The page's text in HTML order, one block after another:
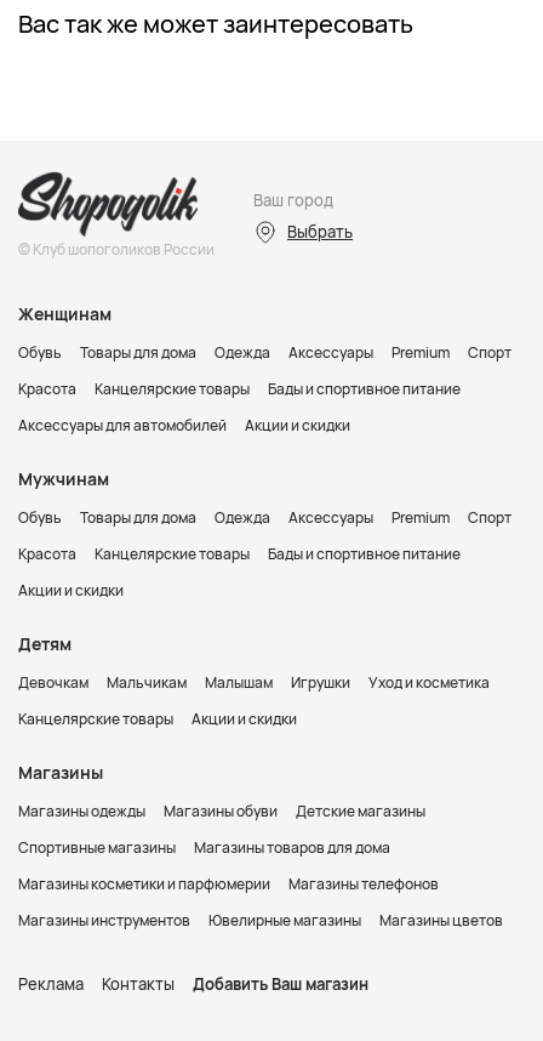
Вас так же может заинтересовать
© Клуб шопоголиков России
Ваш город
Выбрать
Женщинам
Обувь Товары для дома Одежда Аксессуары Premium
Спорт
Красота
Канцелярские товары
Бады и спортивное питание
Аксессуары для автомобилей
Акции и скидки
Мужчинам
Обувь Товары для дома Одежда Аксессуары Premium
Спорт
Красота
Канцелярские товары
Бады и спортивное питание
Акции и скидки
Детям
Девочкам Мальчикам Малышам Игрушки
Уход и косметика
Канцелярские товары
Акции и скидки
Магазины
Магазины одежды Магазины обуви
Детские магазины
Спортивные магазины
Магазины товаров для дома
Магазины косметики и парфюмерии
Магазины телефонов
Магазины инструментов
Ювелирные магазины Магазины цветов
Реклама Контакты Добавить Ваш магазин